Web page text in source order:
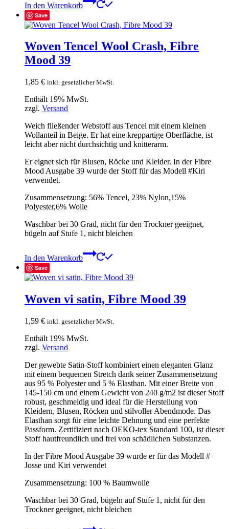
In den Warenkorb
Save
Woven Tencel Wool Crash, Fibre
Mood 39
1,85 € inkl. gesetzlicher MwSt.
Enthält 19% MwSt.
zzgl. Versand
Weich fließender Webstoff aus Tencel mit einem kleinen
Wollanteil in Beige. Er hat eine kreppartige Oberfläche, ist
leicht aber nicht durchsichtig und knitterarm.
Er eignet sich für Blusen, Röcke und Kleider. In der Fibre
Mood Ausgabe 39 wurde der Stoff für das Modell #Kiri
verwendet.
Zusammensetzung: 56% Tencel, 23% Nylon,15%
Polyester,6% Wolle
Waschbar bei 30 Grad, nicht für den Trockner geeignet,
bügeln auf Stufe 1, nicht bleichen
In den Warenkorb
Save
Woven vi satin, Fibre Mood 39
1,59 € inkl. gesetzlicher MwSt.
Enthält 19% MwSt.
zzgl. Versand
Der gewebte Satin-Stoff kombiniert einen eleganten Glanz
mit einem bequemen Stretch dank seiner Zusammensetzung
aus 95 % Polyester und 5 % Elasthan. Mit einer Breite von
145-150 cm und einem Gewicht von 240 g/m2 ist dieser Stoff
robust, geschmeidig und ideal für die Herstellung von
Kleidern, Blusen, Röcken und stilvoller Abendmode. Das
Elasthan sorgt für eine leichte Dehnung und eine perfekte
Passform. Zertifiziert nach OEKO-tex Standard 100, ist dieser
Stoff hautfreundlich und frei von schädlichen Substanzen.
In der Fibre Mood Ausgabe 39 wurde er für das Modell #
Josse und Kiri verwendet
Zusammensetzung: 100 % Baumwolle
Waschbar bei 30 Grad, bügeln auf Stufe 1, nicht für den
Trockner geeignet, nicht bleichen